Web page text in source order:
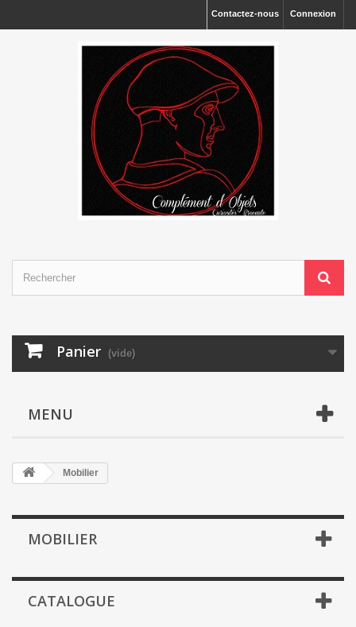
Connexion
Contactez-nous
Panier (vide)
MENU
Mobilier
MOBILIER
CATALOGUE